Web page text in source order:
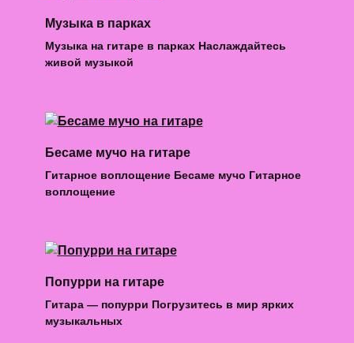
Музыка в парках
Музыка на гитаре в парках Наслаждайтесь
живой музыкой
Бесаме мучо на гитаре
Гитарное воплощение Бесаме мучо Гитарное
воплощение
Попурри на гитаре
Гитара — попурри Погрузитесь в мир ярких
музыкальных